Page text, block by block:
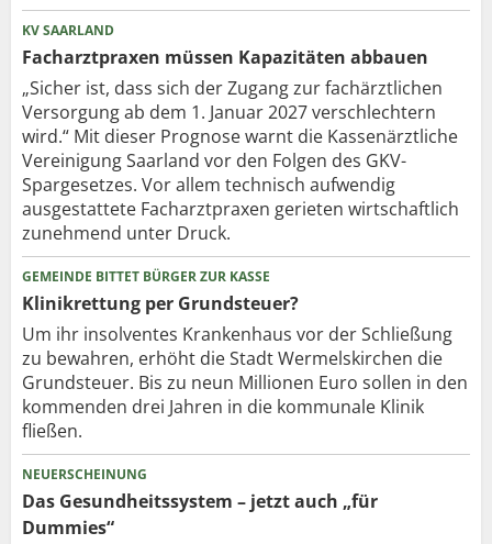
KV SAARLAND
Facharztpraxen müssen Kapazitäten abbauen
„Sicher ist, dass sich der Zugang zur fachärztlichen
Versorgung ab dem 1. Januar 2027 verschlechtern
wird.“ Mit dieser Prognose warnt die Kassenärztliche
Vereinigung Saarland vor den Folgen des GKV-
Spargesetzes. Vor allem technisch aufwendig
ausgestattete Facharztpraxen gerieten wirtschaftlich
zunehmend unter Druck.
GEMEINDE BITTET BÜRGER ZUR KASSE
Klinikrettung per Grundsteuer?
Um ihr insolventes Krankenhaus vor der Schließung
zu bewahren, erhöht die Stadt Wermelskirchen die
Grundsteuer. Bis zu neun Millionen Euro sollen in den
kommenden drei Jahren in die kommunale Klinik
fließen.
NEUERSCHEINUNG
Das Gesundheitssystem – jetzt auch „für
Dummies“